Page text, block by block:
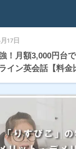
17日
！月額3,000円台
イン英会話【料金